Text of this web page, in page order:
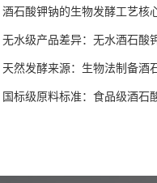
酒石酸钾钠的生物发酵工艺核
无水级产品差异：无水酒石酸
天然发酵来源：生物法制备酒
国标级原料标准：食品级酒石